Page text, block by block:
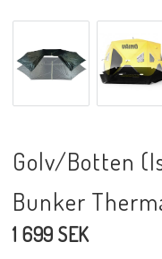
Golv/Botten
Bunker
1 699 SEK